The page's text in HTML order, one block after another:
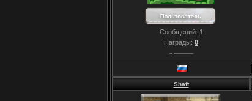
Сообщений: 1
Награды: 0
Shaft